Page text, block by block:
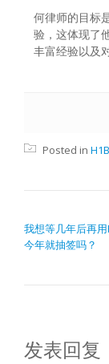
何律师的目标
验，这体现了
丰富经验以及
Posted in
我想等几年后再
今年就抽签吗？
发表回复